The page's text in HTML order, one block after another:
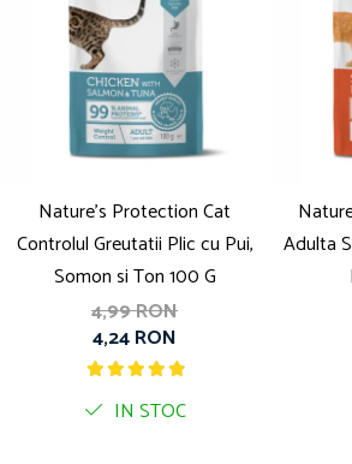
Antiparazitare
Solutii educative si antistres
Lese, zgarzi si hamuri
Diete Veterinare Pisici
Nature's Protection Cat
Controlul Greutatii Plic cu Pui,
Somon si Ton 100 G
4,99 RON
4,24 RON
IN STOC
Adulta